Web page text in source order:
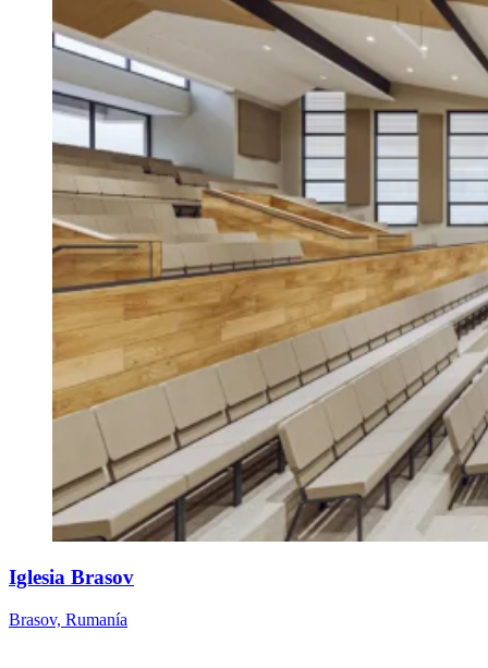
Iglesia Brasov
Brasov, Rumanía